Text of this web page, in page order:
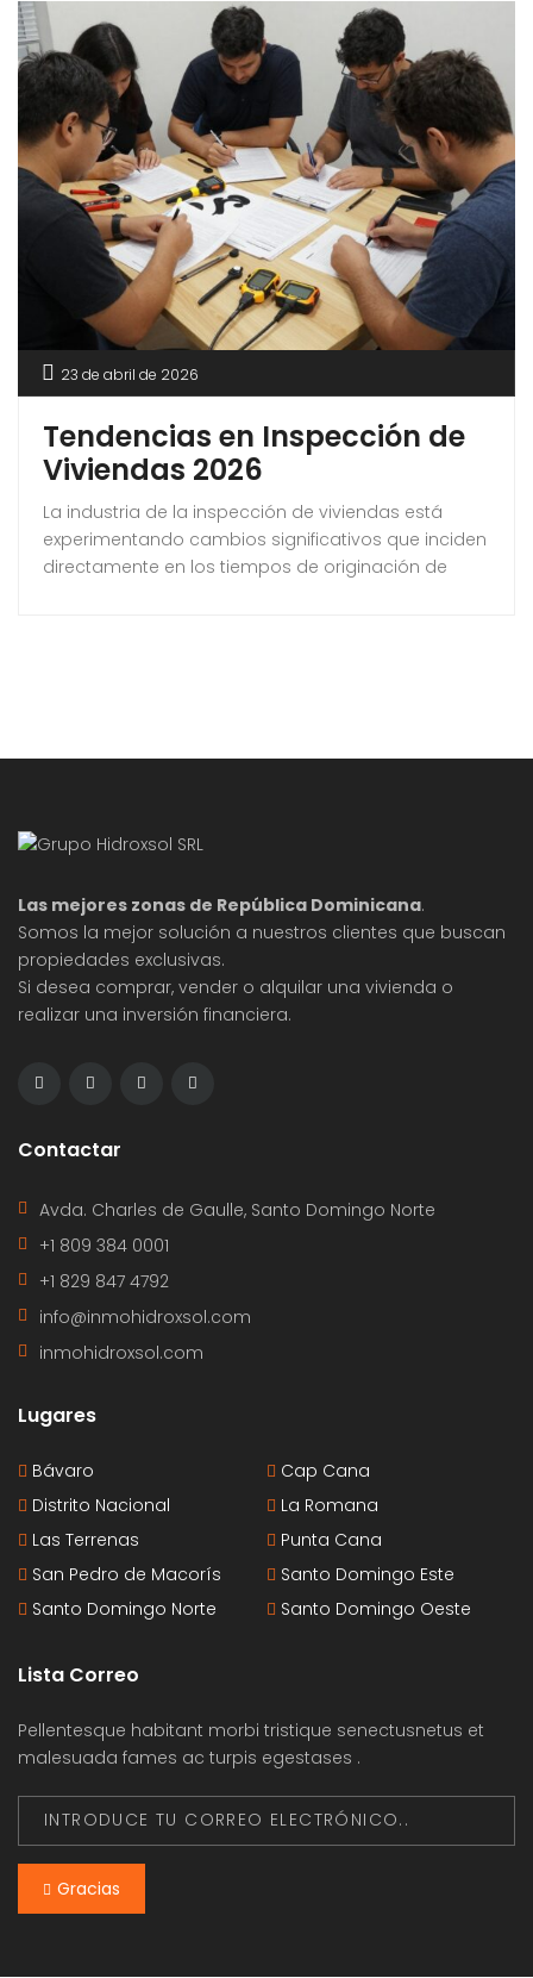
23 de abril de 2026
Tendencias en Inspección de
Viviendas 2026
La industria de la inspección de viviendas está
experimentando cambios significativos que inciden
directamente en los tiempos de originación de
que
Las mejores zonas de República Dominicana.
Somos la mejor solución a nuestros clientes que buscan
propiedades exclusivas.
Si desea comprar, vender o alquilar una vivienda o
realizar una inversión financiera.
Contactar
Avda. Charles de Gaulle, Santo Domingo Norte
+1 809 384 0001
+1 829 847 4792
info@inmohidroxsol.com
inmohidroxsol.com
Lugares
Bávaro
Cap Cana
Distrito Nacional
La Romana
Las Terrenas
Punta Cana
San Pedro de Macorís
Santo Domingo Este
Santo Domingo Norte
Santo Domingo Oeste
Lista Correo
Pellentesque habitant morbi tristique senectusnetus et
malesuada fames ac turpis egestases .
Gracias